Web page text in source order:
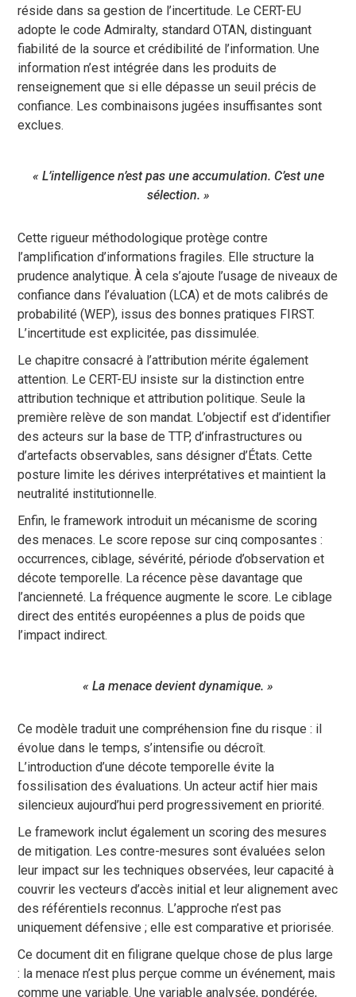
réside dans sa gestion de l’incertitude. Le CERT-EU
adopte le code Admiralty, standard OTAN, distinguant
fiabilité de la source et crédibilité de l’information. Une
information n’est intégrée dans les produits de
renseignement que si elle dépasse un seuil précis de
confiance. Les combinaisons jugées insuffisantes sont
exclues.
« L’intelligence n’est pas une accumulation. C’est une
sélection. »
Cette rigueur méthodologique protège contre
l’amplification d’informations fragiles. Elle structure la
prudence analytique. À cela s’ajoute l’usage de niveaux de
confiance dans l’évaluation (LCA) et de mots calibrés de
probabilité (WEP), issus des bonnes pratiques FIRST.
L’incertitude est explicitée, pas dissimulée.
Le chapitre consacré à l’attribution mérite également
attention. Le CERT-EU insiste sur la distinction entre
attribution technique et attribution politique. Seule la
première relève de son mandat. L’objectif est d’identifier
des acteurs sur la base de TTP, d’infrastructures ou
d’artefacts observables, sans désigner d’États. Cette
posture limite les dérives interprétatives et maintient la
neutralité institutionnelle.
Enfin, le framework introduit un mécanisme de scoring
des menaces. Le score repose sur cinq composantes :
occurrences, ciblage, sévérité, période d’observation et
décote temporelle. La récence pèse davantage que
l’ancienneté. La fréquence augmente le score. Le ciblage
direct des entités européennes a plus de poids que
l’impact indirect.
« La menace devient dynamique. »
Ce modèle traduit une compréhension fine du risque : il
évolue dans le temps, s’intensifie ou décroît.
L’introduction d’une décote temporelle évite la
fossilisation des évaluations. Un acteur actif hier mais
silencieux aujourd’hui perd progressivement en priorité.
Le framework inclut également un scoring des mesures
de mitigation. Les contre-mesures sont évaluées selon
leur impact sur les techniques observées, leur capacité à
couvrir les vecteurs d’accès initial et leur alignement avec
des référentiels reconnus. L’approche n’est pas
uniquement défensive ; elle est comparative et priorisée.
Ce document dit en filigrane quelque chose de plus large
: la menace n’est plus perçue comme un événement, mais
comme une variable. Une variable analysée, pondérée,